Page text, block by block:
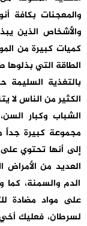
والمعجنات بكافة
والأشخاص الذين
كميات كبيرة من
الطاقة التي بذلوها
بالتغذية
الكثير من الناس لا
الشباب وكبار
مجموعة كبيرة جداً
إلى أنها تحتوي
العديد من الأمراض
الدم والسمنة،
على مواد مضادة
لسرطان، فعليك